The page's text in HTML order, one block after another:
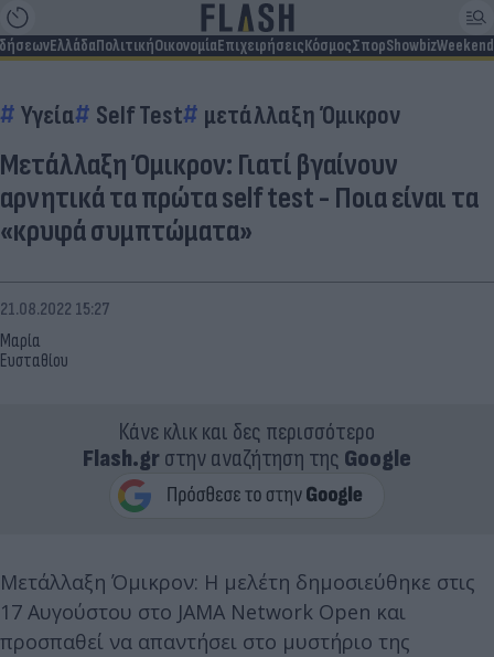
ΕλλάδαΠολιτικήΟικονομίαΕπιχειρήσειςΚόσμοςΣπορShowbizWeekend
Υγεία Self Test μετάλλαξη Όμικρον
Μετάλλαξη Όμικρον: Γιατί βγαίνουν
αρνητικά τα πρώτα self test - Ποια είναι τα
«κρυφά συμπτώματα»
Μαρία
Ευσταθίου
21.08.2022 15:27
Κάνε κλικ και δες περισσότερο
Flash.grστην αναζήτηση της Google
Μετάλλαξη Όμικρον: Η μελέτη δημοσιεύθηκε στις
17 Αυγούστου στο JAMA Network Open και
προσπαθεί να απαντήσει στο μυστήριο της